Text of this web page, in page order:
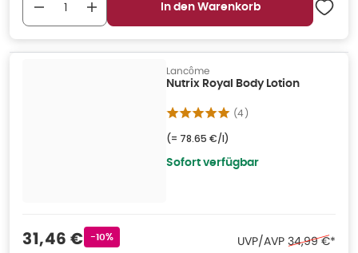
In den Warenkorb
Lancôme
Nutrix Royal Body Lotion
(4)
(= 78.65 €/l)
Sofort verfügbar
Verkaufspreis
31,46 € Rabattstempel
-10% UVP/AVP Ehemaliger
34,99 €*